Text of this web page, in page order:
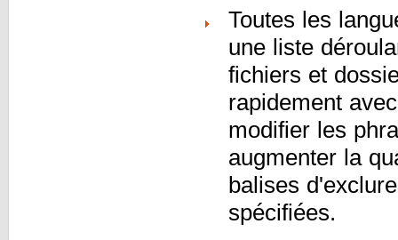
Toutes les
une liste
fichiers et
rapidement
modifier les
augmenter la
balises
spécifiées.